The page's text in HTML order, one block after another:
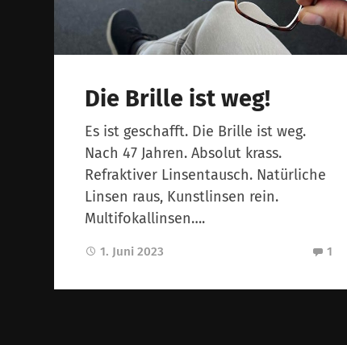
Die Brille ist weg!
Es ist geschafft. Die Brille ist weg.
Nach 47 Jahren. Absolut krass.
Refraktiver Linsentausch. Natürliche
Linsen raus, Kunstlinsen rein.
Multifokallinsen….
1. Juni 2023 1